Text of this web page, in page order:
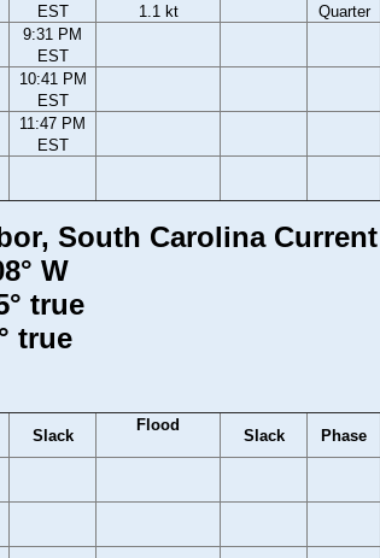
EST
1.1 kt
Quarter
9:31 PM
EST
10:41 PM
EST
11:47 PM
EST
South Carolina Current
W
true
true
Slack
Flood
Slack Phase